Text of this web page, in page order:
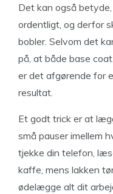
Det kan også
ordentligt, og derfor
bobler. Selvom det
på, at både base
er det afgørende for
resultat.
Et godt trick er at
små pauser imellem
tjekke din telefon,
kaffe, mens lakken
ødelægge alt dit